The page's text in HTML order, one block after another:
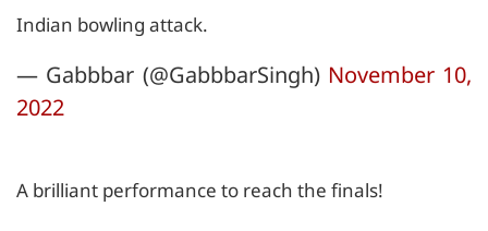
Indian bowling attack.
— Gabbbar (@GabbbarSingh) November 10,
2022
A brilliant performance to reach the finals!